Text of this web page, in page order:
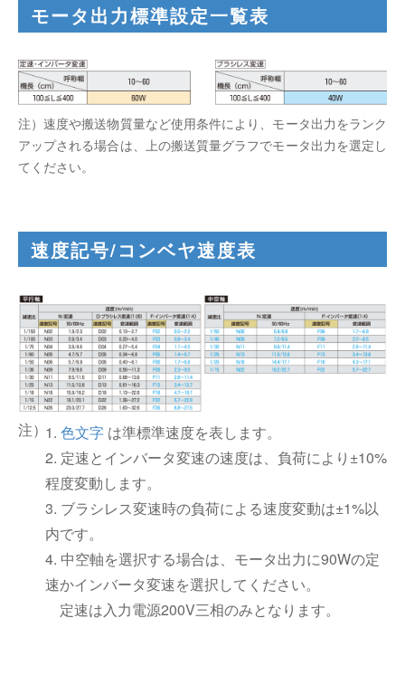
モータ出力標準設定一覧表
注）速度や搬送物質量など使用条件により、モータ出力をランク
アップされる場合は、上の搬送質量グラフでモータ出力を選定し
てください。
速度記号/コンベヤ速度表
1. 色文字 は準標準速度を表します。
2. 定速とインバータ変速の速度は、負荷により±10%
程度変動します。
3. ブラシレス変速時の負荷による速度変動は±1%以
内です。
4. 中空軸を選択する場合は、モータ出力に90Wの定
速かインバータ変速を選択してください。
定速は入力電源200V三相のみとなります。